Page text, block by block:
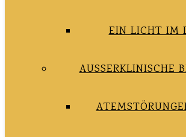
EIN LICHT IM
AUSSERKLINISCHE